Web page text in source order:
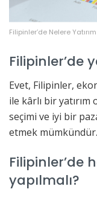
Filipinler’de Nelere
Filipinler’de
Evet, Filipinler,
ile kârlı bir
seçimi ve iyi bir
etmek mümkündür.
Filipinler’de
yapılmalı?